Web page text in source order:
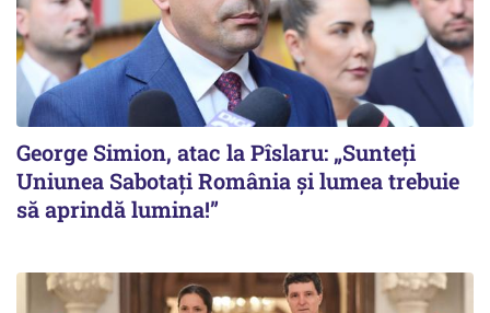
George Simion, atac la Pîslaru: „Sunteți
Uniunea Sabotați România și lumea trebuie
să aprindă lumina!”